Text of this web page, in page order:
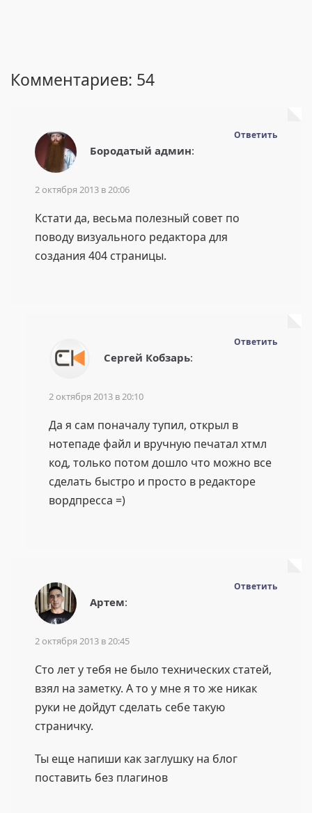
Комментариев: 54
Бородатый админ:
2 октября 2013 в 20:06
Кстати да, весьма полезный совет по
поводу визуального редактора для
создания 404 страницы.
Ответить
Сергей Кобзарь:
2 октября 2013 в 20:10
Да я сам поначалу тупил, открыл в
нотепаде файл и вручную печатал хтмл
код, только потом дошло что можно все
сделать быстро и просто в редакторе
вордпресса =)
Ответить
Артем:
2 октября 2013 в 20:45
Сто лет у тебя не было технических статей,
взял на заметку. А то у мне я то же никак
руки не дойдут сделать себе такую
страничку.
Ты еще напиши как заглушку на блог
поставить без плагинов
Ответить